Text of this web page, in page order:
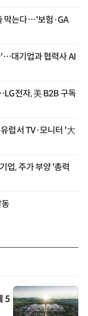
막는다…'보험·GA
대기업과 협력사 AI
전자, 美 B2B 구독
럽서 TV·모니터 '大
업, 주가 부양 '총력
5